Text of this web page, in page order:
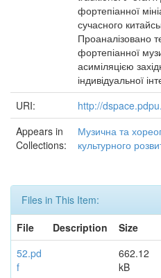
фортепіанної
сучасного
Проаналізовано
фортепіанної
асиміляцією
індивідуальної
URI:
http://
Appears in
Collections:
Музична та
культурного
Files in This Item:
File
Description Size
52.pd
f
662.12
kB